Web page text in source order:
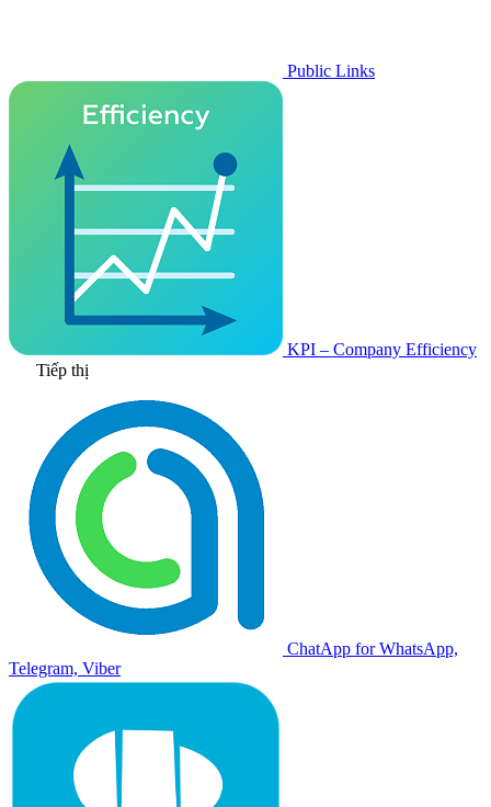
Public Links
KPI – Company Efficiency
Tiếp thị
ChatApp for WhatsApp,
Telegram, Viber